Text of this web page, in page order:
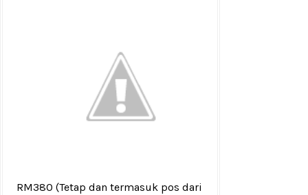
RM380 (Tetap dan termasuk pos dari